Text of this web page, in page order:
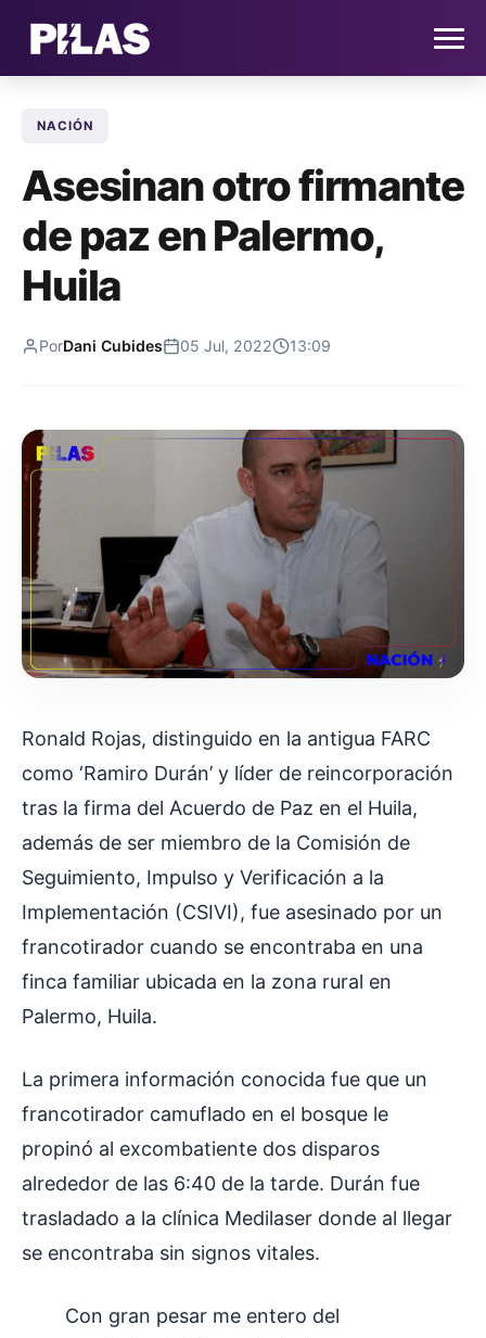
NOTICIAS
QUIÉNES SOMOS
NACIÓN
Asesinan otro firmante
de paz en Palermo,
Huila
PorDani Cubides 05 Jul, 2022 13:09
Ronald Rojas, distinguido en la antigua FARC
como ‘Ramiro Durán’ y líder de reincorporación
tras la firma del Acuerdo de Paz en el Huila,
además de ser miembro de la Comisión de
Seguimiento, Impulso y Verificación a la
Implementación (CSIVI), fue asesinado por un
francotirador cuando se encontraba en una
finca familiar ubicada en la zona rural en
Palermo, Huila.
La primera información conocida fue que un
francotirador camuflado en el bosque le
propinó al excombatiente dos disparos
alrededor de las 6:40 de la tarde. Durán fue
trasladado a la clínica Medilaser donde al llegar
se encontraba sin signos vitales.
Con gran pesar me entero del